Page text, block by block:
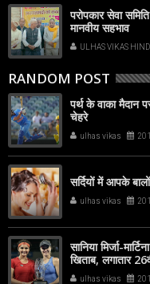
परोपकार सेवा
मानवीय सहभाव
ULHAS VIKAS
RANDOM POST
पर्थ के वाका मैदान
चेहरे
ulhas vikas
सर्दियों में आपके
ulhas vikas
सानिया मिर्जा-
खिताब, लगातार
ulhas vikas